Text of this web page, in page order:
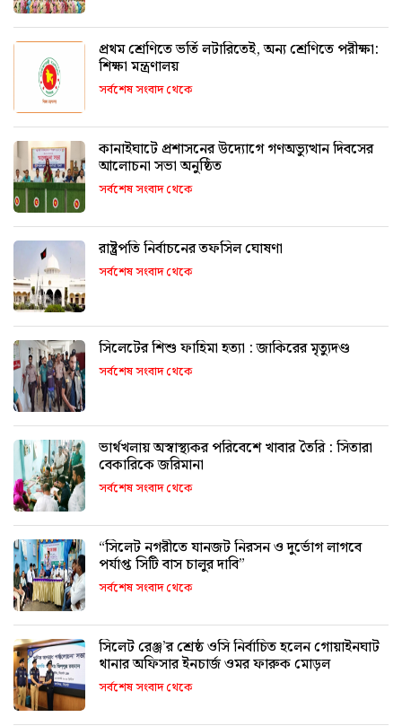
প্রথম শ্রেণিতে ভর্তি লটারিতেই, অন্য শ্রেণিতে পরীক্ষা:
শিক্ষা মন্ত্রণালয়
সর্বশেষ সংবাদ থেকে
কানাইঘাটে প্রশাসনের উদ্যোগে গণঅভ্যুত্থান দিবসের
আলোচনা সভা অনুষ্ঠিত
সর্বশেষ সংবাদ থেকে
রাষ্ট্রপতি নির্বাচনের তফসিল ঘোষণা
সর্বশেষ সংবাদ থেকে
সিলেটের শিশু ফাহিমা হত্যা : জাকিরের মৃত্যুদণ্ড
সর্বশেষ সংবাদ থেকে
ভার্থখলায় অস্বাস্থ্যকর পরিবেশে খাবার তৈরি : সিতারা
বেকারিকে জরিমানা
সর্বশেষ সংবাদ থেকে
“সিলেট নগরীতে যানজট নিরসন ও দুর্ভোগ লাগবে
পর্যাপ্ত সিটি বাস চালুর দাবি”
সর্বশেষ সংবাদ থেকে
সিলেট রেঞ্জ’র শ্রেষ্ঠ ওসি নির্বাচিত হলেন গোয়াইনঘাট
থানার অফিসার ইনচার্জ ওমর ফারুক মোড়ল
সর্বশেষ সংবাদ থেকে